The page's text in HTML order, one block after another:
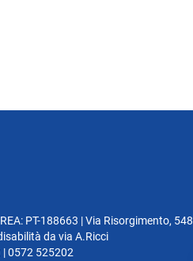
PT-188663 | Via Risorgimento, 548
da via A.Ricci
| 0572 525202